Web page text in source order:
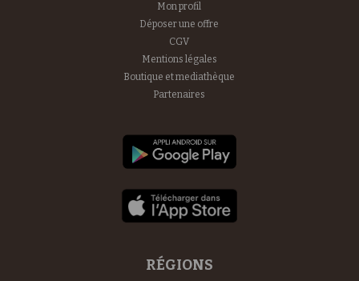
Mon profil
Déposer une offre
CGV
Mentions légales
Boutique et mediathèque
Partenaires
RÉGIONS